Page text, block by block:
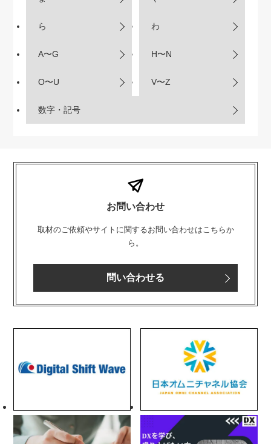
ら わ
A〜G H〜N
O〜U V〜Z
数字・記号
お問い合わせ
取材のご依頼やサイトに関するお問い合わせはこちらか
ら。
問い合わせる